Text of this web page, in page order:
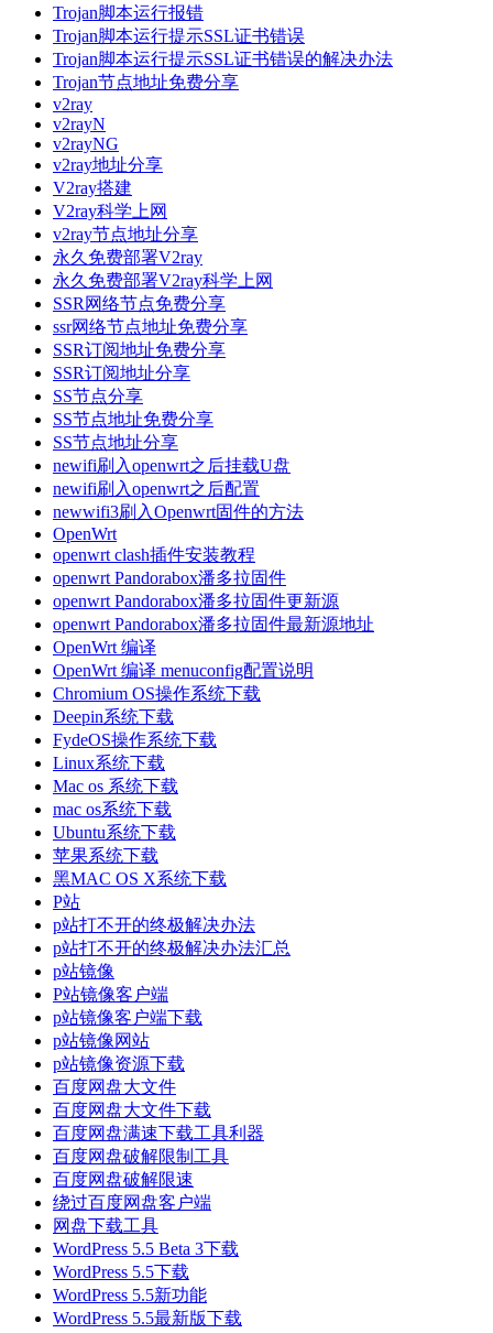
Trojan脚本运行报错
Trojan脚本运行提示SSL证书错误
Trojan脚本运行提示SSL证书错误的解决办法
Trojan节点地址免费分享
v2ray
v2rayN
v2rayNG
v2ray地址分享
V2ray搭建
V2ray科学上网
v2ray节点地址分享
永久免费部署V2ray
永久免费部署V2ray科学上网
SSR网络节点免费分享
ssr网络节点地址免费分享
SSR订阅地址免费分享
SSR订阅地址分享
SS节点分享
SS节点地址免费分享
SS节点地址分享
newifi刷入openwrt之后挂载U盘
newifi刷入openwrt之后配置
newwifi3刷入Openwrt固件的方法
OpenWrt
openwrt clash插件安装教程
openwrt Pandorabox潘多拉固件
openwrt Pandorabox潘多拉固件更新源
openwrt Pandorabox潘多拉固件最新源地址
OpenWrt 编译
OpenWrt 编译 menuconfig配置说明
Chromium OS操作系统下载
Deepin系统下载
FydeOS操作系统下载
Linux系统下载
Mac os 系统下载
mac os系统下载
Ubuntu系统下载
苹果系统下载
黑MAC OS X系统下载
P站
p站打不开的终极解决办法
p站打不开的终极解决办法汇总
p站镜像
P站镜像客户端
p站镜像客户端下载
p站镜像网站
p站镜像资源下载
百度网盘大文件
百度网盘大文件下载
百度网盘满速下载工具利器
百度网盘破解限制工具
百度网盘破解限速
绕过百度网盘客户端
网盘下载工具
WordPress 5.5 Beta 3下载
WordPress 5.5下载
WordPress 5.5新功能
WordPress 5.5最新版下载